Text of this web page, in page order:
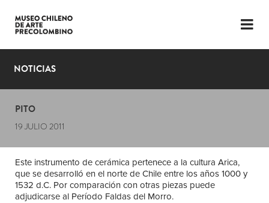
LENGUAJE
PLANIFICA TU VISITA
EXPOSICIONES
EL MUSEO
NOTICIAS
NOTICIAS
PITO
19 JULIO 2011
Este instrumento de cerámica pertenece a la cultura Arica,
que se desarrolló en el norte de Chile entre los años 1000 y
1532 d.C. Por comparación con otras piezas puede
adjudicarse al Período Faldas del Morro.